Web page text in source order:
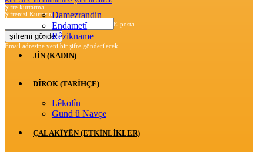
Şifre kurtarma
Şifrenizi Kurtarın
E-posta
Email adresine yeni bir şifre gönderilecek.
Damezrandin
Endametî
Rêzikname
JİN (KADIN)
DÎROK (TARİHÇE)
Lêkolîn
Gund û Navçe
ÇALAKÎYÊN (ETKINLIKLER)